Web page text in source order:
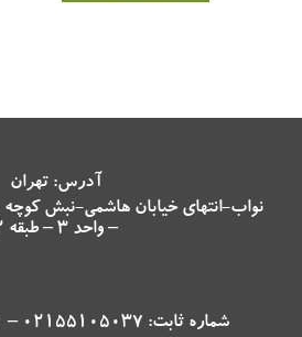
آدرس: تهران
– واحد 3 – طبقه 2
شماره ثابت: 02155105037 – 02122356331